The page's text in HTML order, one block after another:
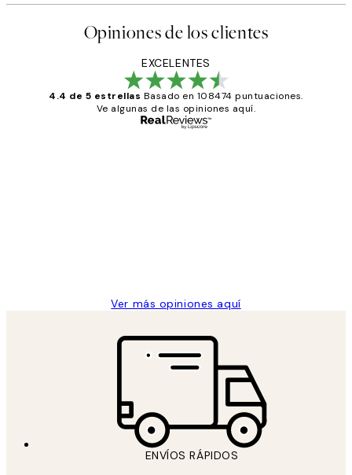
Opiniones de los clientes
EXCELENTES
4.4 de 5 estrellas Basado en 108474 puntuaciones.
Ve algunas de las opiniones aquí.
Ver más opiniones aquí
ENVÍOS RÁPIDOS